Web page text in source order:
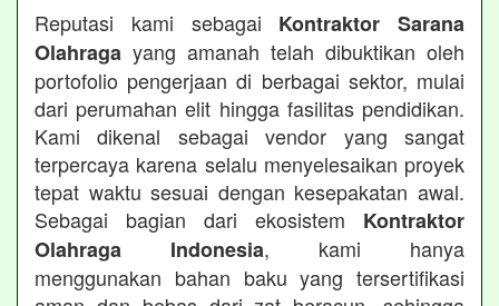
Reputasi kami sebagai Kontraktor Sarana
Olahraga yang amanah telah dibuktikan oleh
portofolio pengerjaan di berbagai sektor, mulai
dari perumahan elit hingga fasilitas pendidikan.
Kami dikenal sebagai vendor yang sangat
terpercaya karena selalu menyelesaikan proyek
tepat waktu sesuai dengan kesepakatan awal.
Sebagai bagian dari ekosistem Kontraktor
Olahraga Indonesia, kami hanya
menggunakan bahan baku yang tersertifikasi